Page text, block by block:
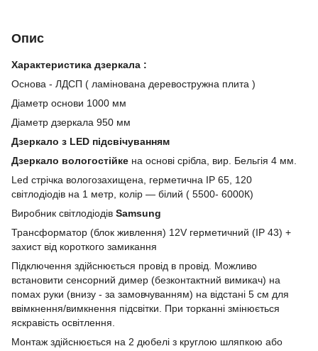
Опис
Характеристика дзеркала :
Основа - ЛДСП ( ламінована деревостружна плита )
Діаметр основи 1000 мм
Діаметр дзеркала 950 мм
Дзеркало з LED підсвічуванням
Дзеркало вологостійке на основі срібла, вир. Бельгія 4 мм.
Led стрічка вологозахищена, герметична IP 65, 120
світлодіодів на 1 метр, колір — білий ( 5500- 6000К)
Виробник світлодіодів Samsung
Трансформатор (блок живлення) 12V герметичний (IP 43) +
захист від короткого замикання
Підключення здійснюється провід в провід. Можливо
встановити сенсорний димер (безконтактний вимикач) на
помах руки (внизу - за замовчуванням) на відстані 5 см для
ввімкнення/вимкнення підсвітки. При торканні змінюється
яскравість освітлення.
Монтаж здійснюється на 2 дюбелі з круглою шляпкою або